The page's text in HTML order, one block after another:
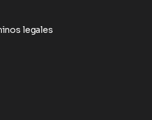
legales